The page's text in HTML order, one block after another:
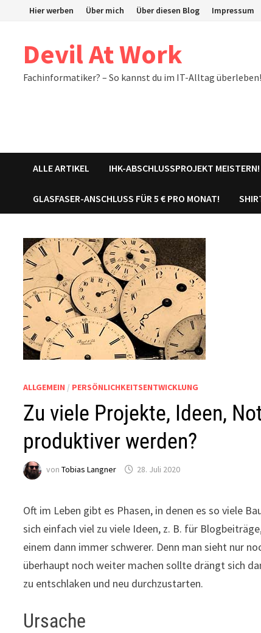
Hier werben Über mich Über diesen Blog Impressum
Devil At Work
Fachinformatiker? – So kannst du im IT-Alltag überleben!
ALLE ARTIKEL IHK-ABSCHLUSSPROJEKT MEISTERN!
GLASFASER-ANSCHLUSS FÜR 5 € PRO MONAT!
ALLGEMEIN / PERSÖNLICHKEITSENTWICKLUNG
Zu viele Projekte, Ideen,
produktiver werden?
vonTobias Langner 28. Juli 2020
Oft im Leben gibt es Phasen, in denen es so viele
sich einfach viel zu viele Ideen, z. B. für
einem dann immer schwerer. Denn man sieht nur
überhaupt noch weiter machen sollte drängt sich
zu entschlaken und neu durchzustarten.
Ursache